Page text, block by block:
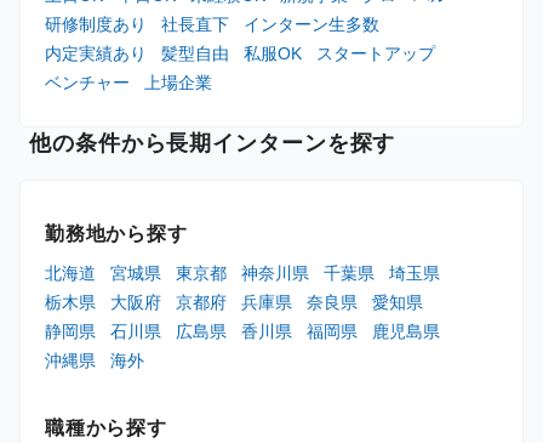
研修制度あり
社長直下
インターン生多数
内定実績あり
髪型自由 私服OK
スタートアップ
ベンチャー
上場企業
他の条件から長期インターンを探す
勤務地から探す
北海道 宮城県 東京都 神奈川県 千葉県
埼玉県
栃木県
大阪府 京都府 兵庫県 奈良県
愛知県
静岡県
石川県 広島県 香川県 福岡県
鹿児島県
沖縄県
海外
職種から探す